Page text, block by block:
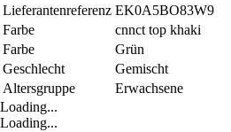
Lieferantenreferenz EK0A5BO83W9
Farbe
cnnct top khaki
Farbe
Grün
Geschlecht
Gemischt
Altersgruppe
Erwachsene
Loading...
Loading...